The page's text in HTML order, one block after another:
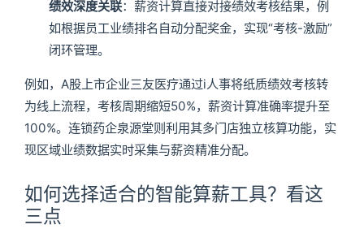
绩效深度关联：薪资计算直接对接绩效考核结果，例
如根据员工业绩排名自动分配奖金，实现“考核-激励”
闭环管理。
例如，A股上市企业三友医疗通过i人事将纸质绩效考核转
为线上流程，考核周期缩短50%，薪资计算准确率提升至
100%。连锁药企泉源堂则利用其多门店独立核算功能，实
现区域业绩数据实时采集与薪资精准分配。
如何选择适合的智能算薪工具？看这
三点